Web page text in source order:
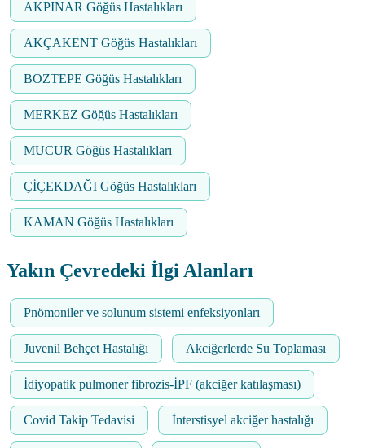
AKPINAR Göğüs Hastalıkları
AKÇAKENT Göğüs Hastalıkları
BOZTEPE Göğüs Hastalıkları
MERKEZ Göğüs Hastalıkları
MUCUR Göğüs Hastalıkları
ÇİÇEKDAĞI Göğüs Hastalıkları
KAMAN Göğüs Hastalıkları
Yakın Çevredeki İlgi Alanları
Pnömoniler ve solunum sistemi enfeksiyonları
Juvenil Behçet Hastalığı Akciğerlerde Su Toplaması
İdiyopatik pulmoner fibrozis-İPF (akciğer katılaşması)
Covid Takip Tedavisi İnterstisyel akciğer hastalığı